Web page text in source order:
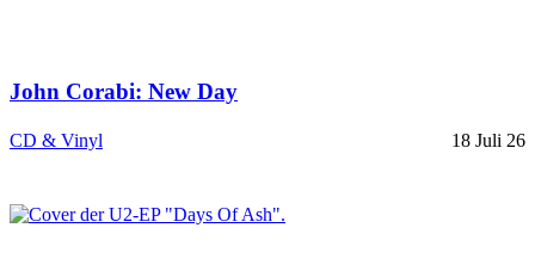
John Corabi: New Day
CD & Vinyl 18 Juli 26